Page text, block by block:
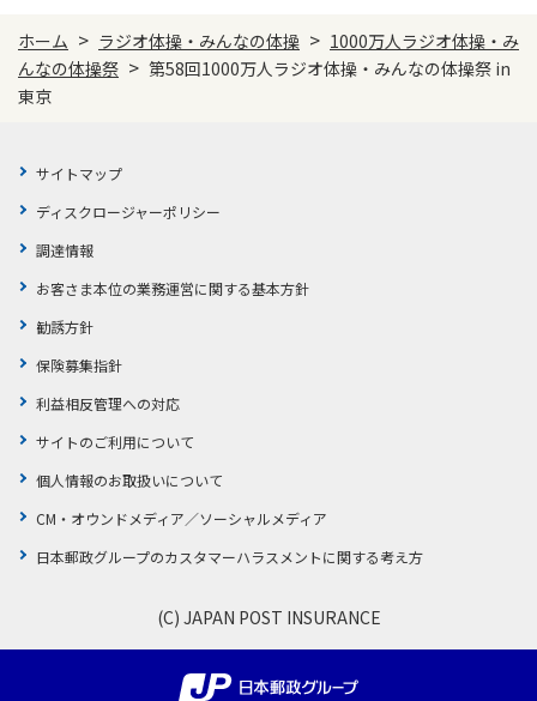
ホーム > ラジオ体操・みんなの体操 > 1000万人ラジオ体操・み
んなの体操祭 > 第58回1000万人ラジオ体操・みんなの体操祭 in
東京
サイトマップ
ディスクロージャーポリシー
調達情報
お客さま本位の業務運営に関する基本方針
勧誘方針
保険募集指針
利益相反管理への対応
サイトのご利用について
個人情報のお取扱いについて
CM・オウンドメディア／ソーシャルメディア
日本郵政グループのカスタマーハラスメントに関する考え方
(C) JAPAN POST INSURANCE